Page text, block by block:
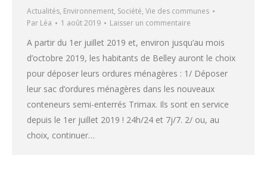
Actualités, Environnement, Société, Vie des communes
Par Léa 1 août 2019 Laisser un commentaire
A partir du 1er juillet 2019 et, environ jusqu’au mois
d’octobre 2019, les habitants de Belley auront le choix
pour déposer leurs ordures ménagères : 1/ Déposer
leur sac d’ordures ménagères dans les nouveaux
conteneurs semi-enterrés Trimax. Ils sont en service
depuis le 1er juillet 2019 ! 24h/24 et 7j/7. 2/ ou, au
choix, continuer…